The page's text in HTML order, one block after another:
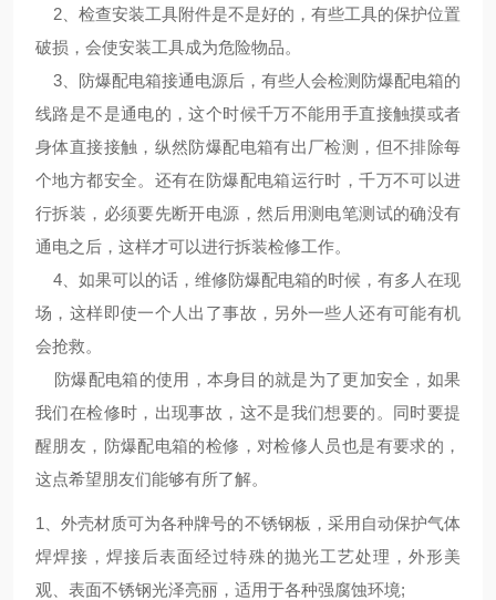
2、检查安装工具附件是不是好的，有些工具的保护位置
破损，会使安装工具成为危险物品。
3、防爆配电箱接通电源后，有些人会检测防爆配电箱的
线路是不是通电的，这个时候千万不能用手直接触摸或者
身体直接接触，纵然防爆配电箱有出厂检测，但不排除每
个地方都安全。还有在防爆配电箱运行时，千万不可以进
行拆装，必须要先断开电源，然后用测电笔测试的确没有
通电之后，这样才可以进行拆装检修工作。
4、如果可以的话，维修防爆配电箱的时候，有多人在现
场，这样即使一个人出了事故，另外一些人还有可能有机
会抢救。
防爆配电箱的使用，本身目的就是为了更加安全，如果
我们在检修时，出现事故，这不是我们想要的。同时要提
醒朋友，防爆配电箱的检修，对检修人员也是有要求的，
这点希望朋友们能够有所了解。
1、外壳材质可为各种牌号的不锈钢板，采用自动保护气体
焊焊接，焊接后表面经过特殊的抛光工艺处理，外形美
观、表面不锈钢光泽亮丽，适用于各种强腐蚀环境;